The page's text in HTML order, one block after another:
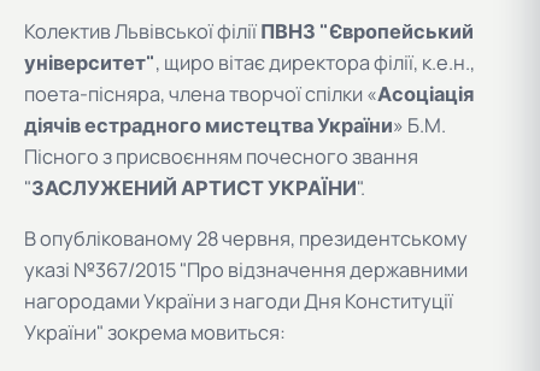
Колектив Львівської філіїПВНЗ "Європейський
університет", щиро вітає директора філії, к.е.н.,
поета-пісняра, члена творчої спілки «Асоціація
діячів естрадного мистецтва України» Б.М.
Пісного з присвоєнням почесного звання
"ЗАСЛУЖЕНИЙ АРТИСТ УКРАЇНИ".
В опублікованому 28 червня, президентському
указі №367/2015 "Про відзначення державними
нагородами України з нагоди Дня Конституції
України" зокрема мовиться: